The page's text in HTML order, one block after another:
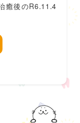
癒後のR6.11.4